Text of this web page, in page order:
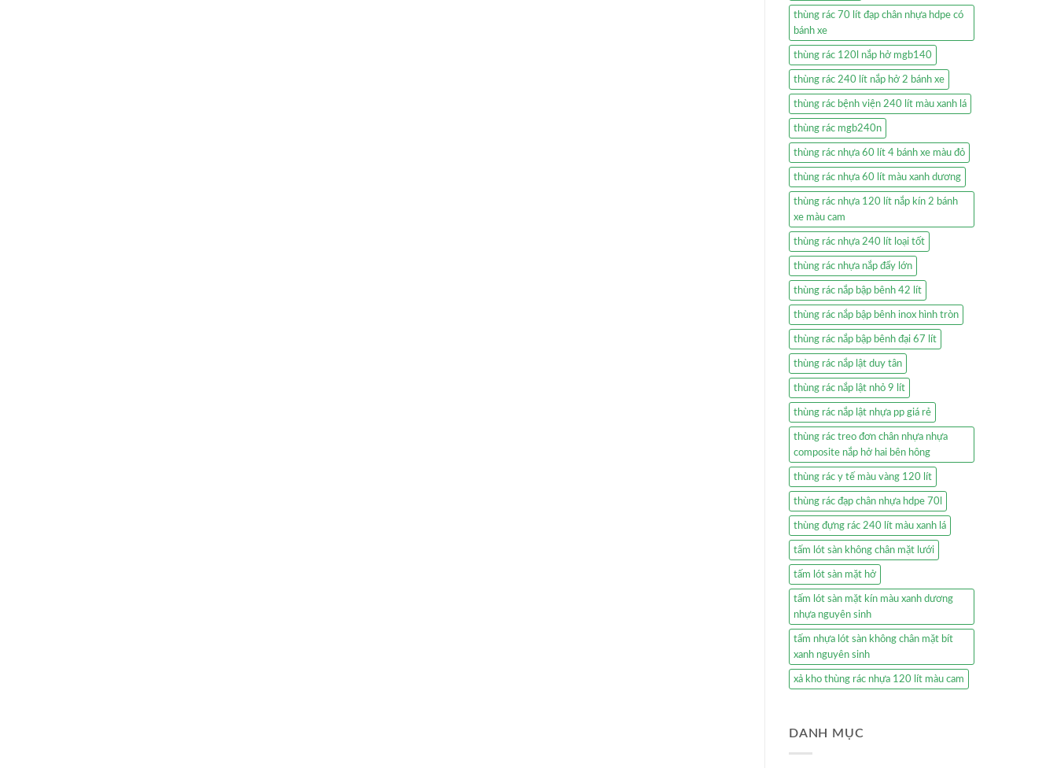
thùng rác 70 lít đạp chân nhựa hdpe có
bánh xe
thùng rác 120l nắp hở mgb140
thùng rác 240 lít nắp hở 2 bánh xe
thùng rác bệnh viện 240 lít màu xanh lá
thùng rác mgb240n
thùng rác nhựa 60 lít 4 bánh xe màu đỏ
thùng rác nhựa 60 lít màu xanh dương
thùng rác nhựa 120 lít nắp kín 2 bánh
xe màu cam
thùng rác nhựa 240 lít loại tốt
thùng rác nhựa nắp đẩy lớn
thùng rác nắp bập bênh 42 lít
thùng rác nắp bập bênh inox hình tròn
thùng rác nắp bập bênh đại 67 lít
thùng rác nắp lật duy tân
thùng rác nắp lật nhỏ 9 lít
thùng rác nắp lật nhựa pp giá rẻ
thùng rác treo đơn chân nhựa nhựa
composite nắp hở hai bên hông
thùng rác y tế màu vàng 120 lít
thùng rác đạp chân nhựa hdpe 70l
thùng đựng rác 240 lít màu xanh lá
tấm lót sàn không chân mặt lưới
tấm lót sàn mặt hở
tấm lót sàn mặt kín màu xanh dương
nhựa nguyên sinh
tấm nhựa lót sàn không chân mặt bít
xanh nguyên sinh
xả kho thùng rác nhựa 120 lít màu cam
DANH MỤC